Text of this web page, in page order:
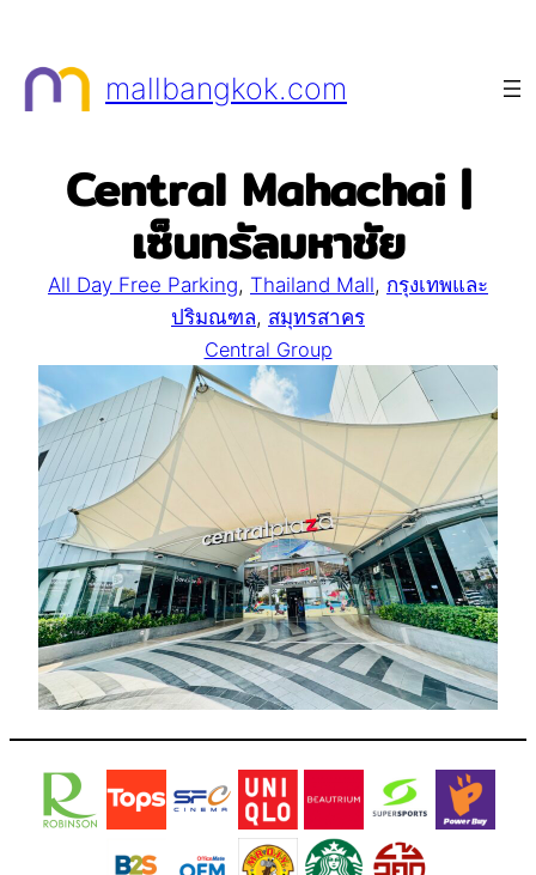
content
mallbangkok.com
Central Mahachai |
เซ็นทรัลมหาชัย
All Day Free Parking, Thailand Mall, กรุงเทพและ
ปริมณฑล, สมุทรสาคร
Central Group